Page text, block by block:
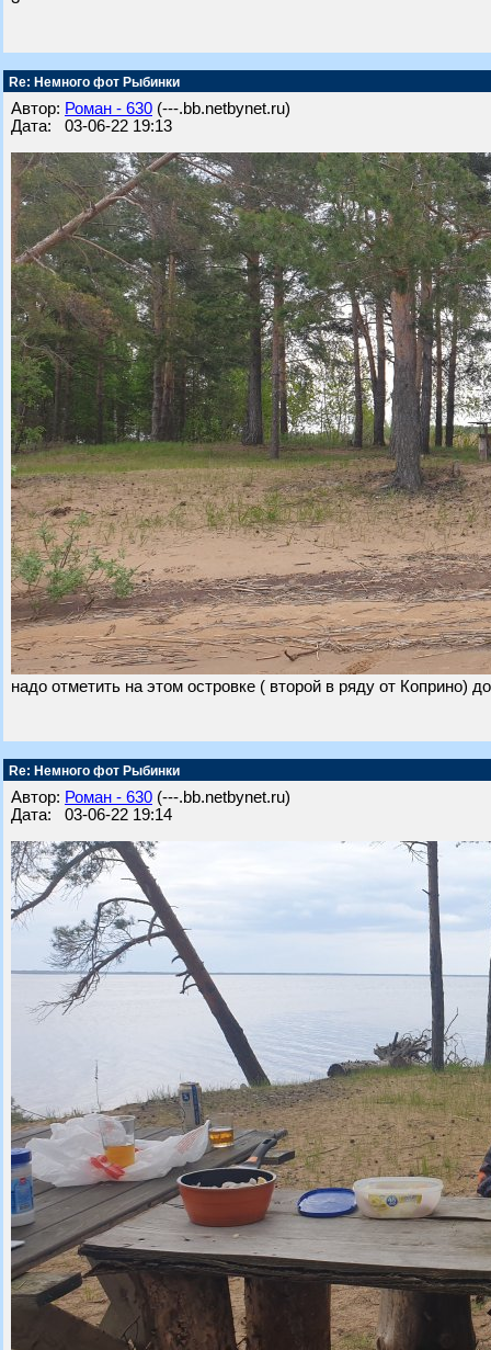
Re: Немного фот Рыбинки
Автор: Роман - 630 (---.bb.netbynet.ru)
Дата: 03-06-22 19:13
надо отметить на этом островке ( второй в ряду от Коприно)
Re: Немного фот Рыбинки
Автор: Роман - 630 (---.bb.netbynet.ru)
Дата: 03-06-22 19:14